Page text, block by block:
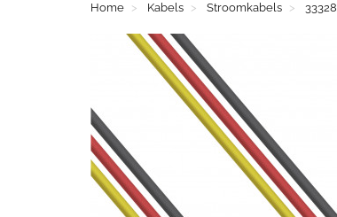
Home Kabels Stroomkabels 33328